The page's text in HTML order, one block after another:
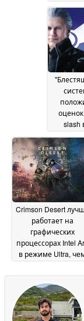
slash
в
Crimson Desert
работает на
графических
процессорах Intel
в режиме Ultra,
13 April 2026